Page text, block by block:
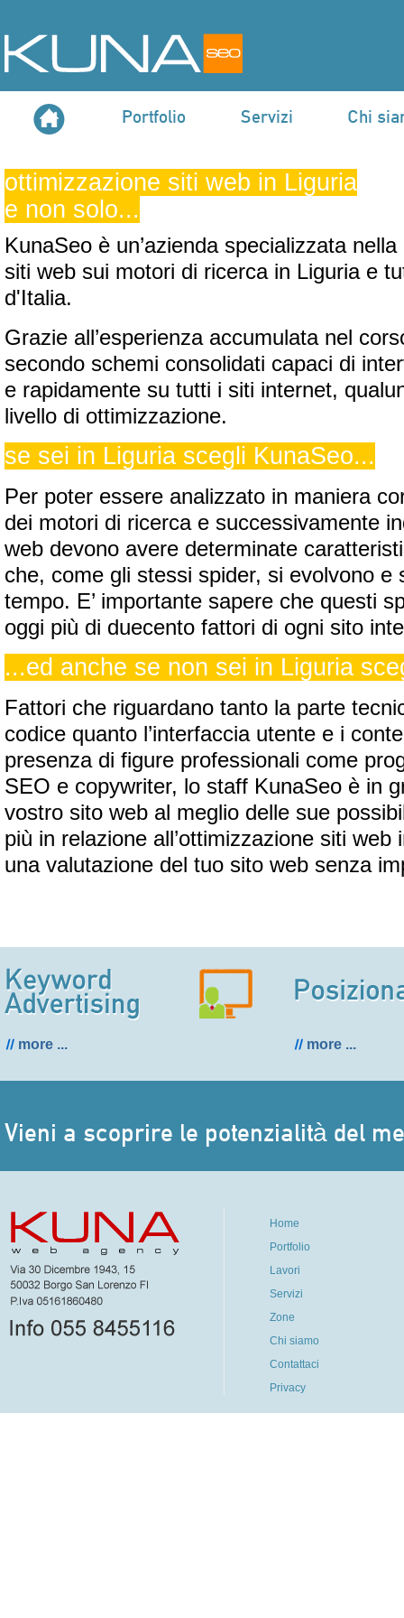
Portfolio Servizi Chi
ottimizzazione siti web in Liguria
e non solo...
KunaSeo è un’azienda specializzata
siti web sui motori di ricerca in Liguria e
d'Italia.
Grazie all’esperienza accumulata nel
secondo schemi consolidati capaci di
e rapidamente su tutti i siti internet,
livello di ottimizzazione.
se sei in Liguria scegli KunaSeo...
Per poter essere analizzato in maniera
dei motori di ricerca e successivamente
web devono avere determinate
che, come gli stessi spider, si evolvono e
tempo. E’ importante sapere che questi
oggi più di duecento fattori di ogni sito
...ed anche se non sei in Liguria
Fattori che riguardano tanto la parte
codice quanto l’interfaccia utente e i
presenza di figure professionali come
SEO e copywriter, lo staff KunaSeo è in
vostro sito web al meglio delle sue
più in relazione all’ottimizzazione siti web
una valutazione del tuo sito web senza
more ... more ...
Vieni a scoprire le potenzialità del
Home
Portfolio
Lavori
Servizi
Zone
Chi siamo
Contattaci
Privacy